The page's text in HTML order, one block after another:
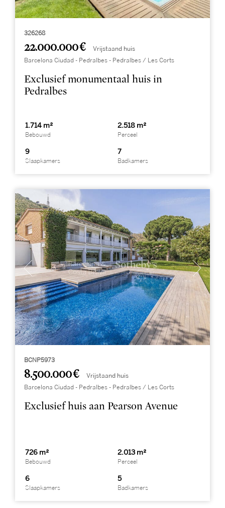
326268
22.000.000 € Vrijstaand huis
Barcelona Ciudad - Pedralbes - Pedralbes / Les Corts
Exclusief monumentaal huis in
Pedralbes
1.714 m²
Bebouwd
2.518 m²
Perceel
9
Slaapkamers
7
Badkamers
BCNP5973
8.500.000 € Vrijstaand huis
Barcelona Ciudad - Pedralbes - Pedralbes / Les Corts
Exclusief huis aan Pearson Avenue
726 m²
Bebouwd
2.013 m²
Perceel
6
Slaapkamers
5
Badkamers